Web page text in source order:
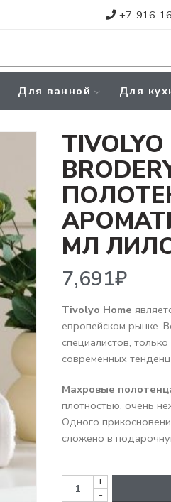
+7-916-
Для ванной Для
TIVOLYO
МЛ
7,691₽
Tivolyo Home
европейском рынке.
специалистов,
современных
Махровые
плотностью, очень
Одного
сложено в
+
-